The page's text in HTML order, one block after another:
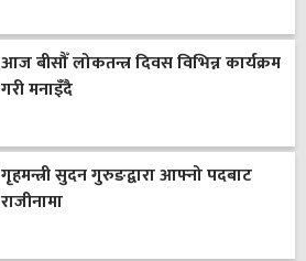
आज बीसौँ लोकतन्त्र दिवस विभिन्न कार्यक्रम
गरी मनाइँदै
गृहमन्त्री सुदन गुरुङद्वारा आफ्नो पदबाट
राजीनामा